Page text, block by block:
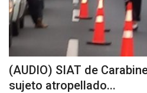
(AUDIO) SIAT de
sujeto atropellado...